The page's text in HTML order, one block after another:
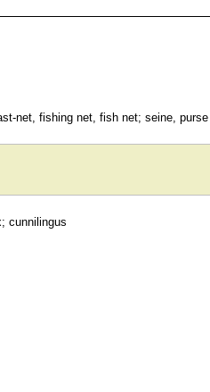
net, fishing net, fish net; seine,
cunnilingus